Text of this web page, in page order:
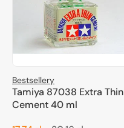
Bestsellery
Tamiya 87038 Extra Thin
Cement 40 ml